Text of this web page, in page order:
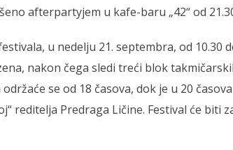
afterpartyjem u kafe-baru „42“ od
u nedelju 21. septembra, od 10.30
nakon čega sledi treći blok
se od 18 časova, dok je u 20
reditelja Predraga Ličine. Festival će biti